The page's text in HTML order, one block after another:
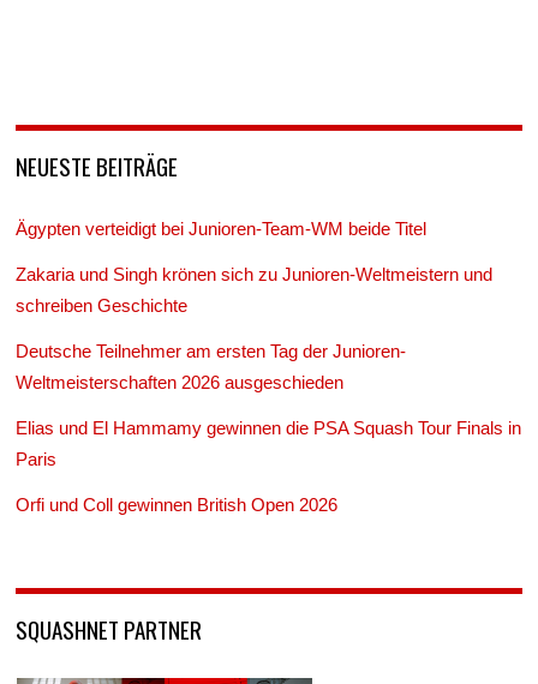
NEUESTE BEITRÄGE
Ägypten verteidigt bei Junioren-Team-WM beide Titel
Zakaria und Singh krönen sich zu Junioren-Weltmeistern und
schreiben Geschichte
Deutsche Teilnehmer am ersten Tag der Junioren-
Weltmeisterschaften 2026 ausgeschieden
Elias und El Hammamy gewinnen die PSA Squash Tour Finals in
Paris
Orfi und Coll gewinnen British Open 2026
SQUASHNET PARTNER